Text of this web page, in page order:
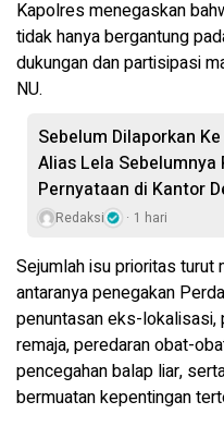
Kapolres menegaskan
tidak hanya bergantung
dukungan dan partisipasi
NU.
Sebelum Dilaporkan
Alias Lela Sebelumnya
Pernyataan di Kantor
Redaksi 1 hari
Sejumlah isu prioritas turut
antaranya penegakan
penuntasan eks-lokalisasi,
remaja, peredaran obat-
pencegahan balap liar,
bermuatan kepentingan